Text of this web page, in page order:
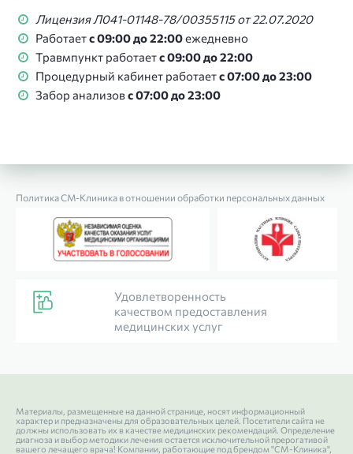
Лицензия Л041-01148-78/00355115 от 22.07.2020
Работаетс 09:00 до 22:00ежедневно
Травмпункт работаетс 09:00 до 22:00
Процедурный кабинет работаетс 07:00 до 23:00
Забор анализовс 07:00 до 23:00
Политика СМ‑Клиника в отношении обработки персональных данных
Удовлетворенность
качеством предоставления
медицинских услуг
Материалы, размещенные на данной странице, носят информационный
характер и предназначены для образовательных целей. Посетители сайта не
должны использовать их в качестве медицинских рекомендаций. Определение
диагноза и выбор методики лечения остается исключительной прерогативой
вашего лечащего врача! Компании, работающие под брендом "СМ-Клиника",